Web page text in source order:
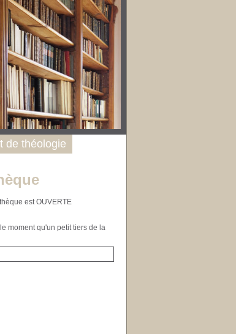
est OUVERTE
moment qu'un petit tiers de la
de théologie